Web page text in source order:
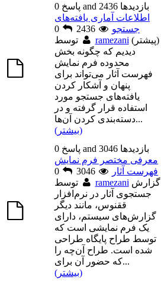
0 پاسخ and 2436 بازديدها
اطلاعات آماری یافته‌های
جستجو
2436
ramezani (پیشتر)
دیدیم که چگونه بخش
محدوده فرم نمایش
فهرست آثار می‌تواند برای
پنهان و آشکار کردن
یافته‌های جستجو مورد
استفاده قرار گرفته و در
دسته‌بندی کردن آن‌ها...
(بیشتر)
0 پاسخ and 3046 بازديدها
معرفی مختصر فرم نمایش
فهرست آثار
3046
ramezani گزارش
جستجوی آثار در نرم‌افزار
ققنوس، مانند دیگر
گزارش‌های سیستم، دارای
یک فرم نمایشی است که
توسط طراح پایگاه طراحی
شده است. طراح آن‌چه را
که حضور آن برای...
(بیشتر)